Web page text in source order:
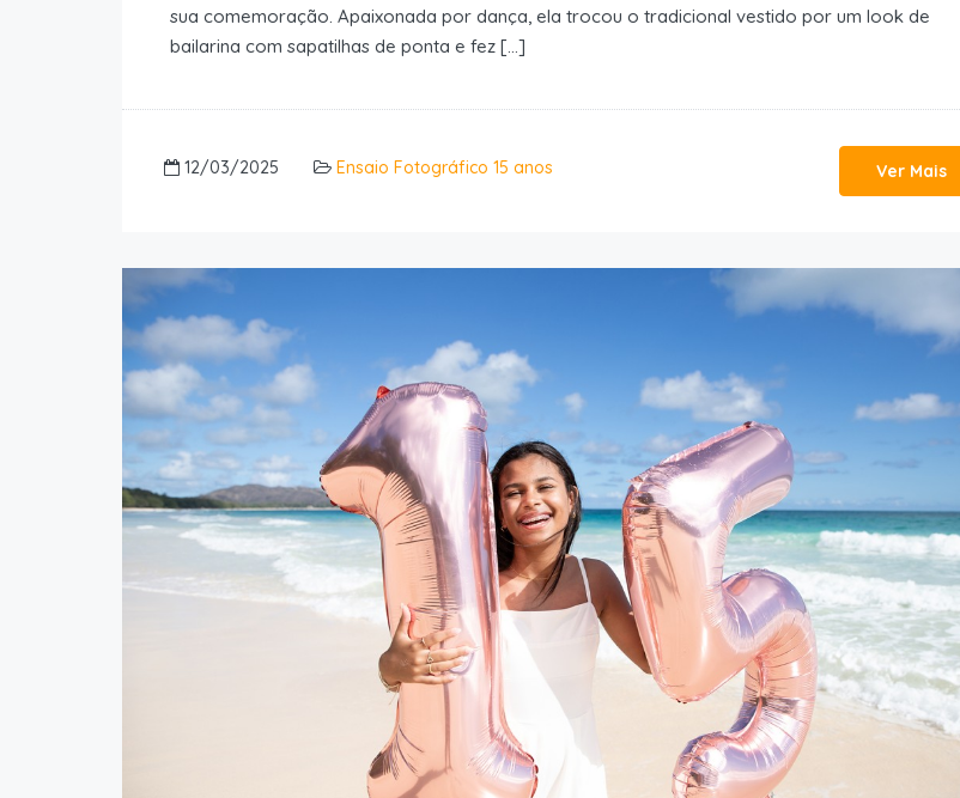
sua comemoração. Apaixonada por dança, ela trocou o tradicional vestido por um look de
bailarina com sapatilhas de ponta e fez […]
12/03/2025 Ensaio Fotográfico 15 anos Ver Mais